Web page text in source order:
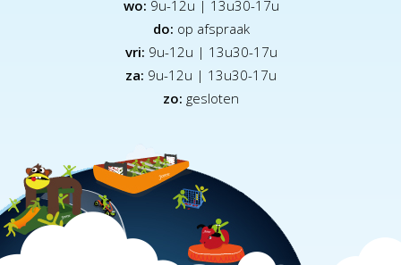
wo: 9u-12u | 13u30-17u
do: op afspraak
vri: 9u-12u | 13u30-17u
za: 9u-12u | 13u30-17u
zo: gesloten